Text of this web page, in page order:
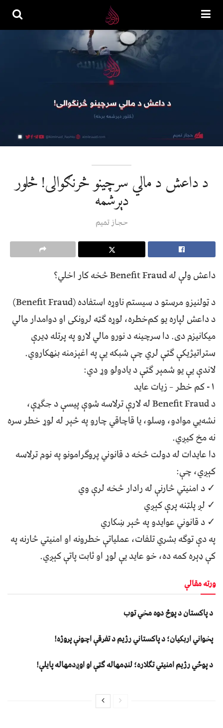
د داعش د مالي سرچینو څرنګوالی! څلور
دېرشمه
حجاز تمیم
داعش ولې له Benefit Fraud څخه کار اخلي؟
د ټولنیزو مرستو د سیستم ناوړه استفاده (Benefit Fraud)
د داعش لپاره یو کم‌خطره، لوړه ګټه لرونکی او دوامدار مالي
میکانیزم دی. دا سرچینه د نورو مالي لارو په پرتله ډیرې
ستراتیژیکې ګټې لري چې شبکه یې په اغېزمنه بڼهکاروي.
لاندې یې یو شمېر ګټې د یادولو وړ دي:
۱- کم خطر – زیات عاید
د Benefit Fraud له لارې ترلاسه شوې پیسې د جګړې،
نشه‌يي موادو، وسلو، یا قاچاقي چارو په څېر له لوړ خطر سره
نه مخ کیږي.
دا عایدات له دولت څخه د قانوني پروګرامونو په نوم ترلاسه
کېږي، چې:
✓ د امنیتي څارنې له رادار څخه لرې وي
✓ لږ پلټنه پرې کېږي
✓ د قانوني عوایدو په څېر ښکاري
په دې توګه بشري تلفات، عملیاتې خطرونه او امنیتي څارنه په
کې ډېره کمه ده، خو عاید یې لوړ او ثابت پاتې کېږي.
ورته مقالې
د پاکستان د پوځ دوه مخي توب
پخواني اربکیان؛ د پاکستاني رژیم د تفرقې اچونې پروژه!
د پوځي رژیم امنیتي تګلاره؛ لنډمهاله ګټې او اوږدمهاله پایلې!